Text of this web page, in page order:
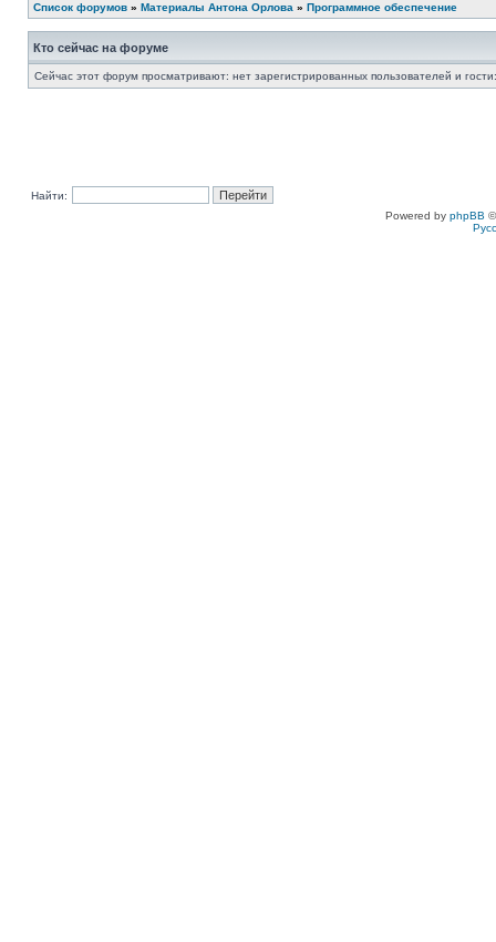
Список форумов » Материалы Антона Орлова » Программное обеспечение
Кто сейчас на форуме
Сейчас этот форум просматривают: нет зарегистрированных пользователей и
Найти:
Powered by phpBB